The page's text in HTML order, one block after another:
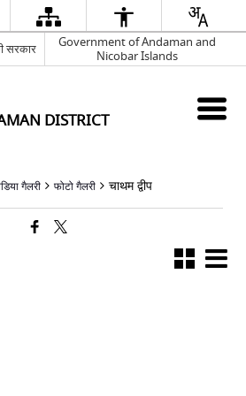
सरकार
Government of Andaman and
Nicobar Islands
DISTRICT
गैलरी फोटो गैलरी चाथम द्वीप